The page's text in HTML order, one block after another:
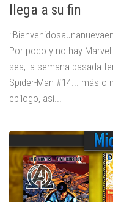
llega a su fin
Por poco y no hay
sea, la semana pasada
Spider-Man #14... más o
epílogo, así...